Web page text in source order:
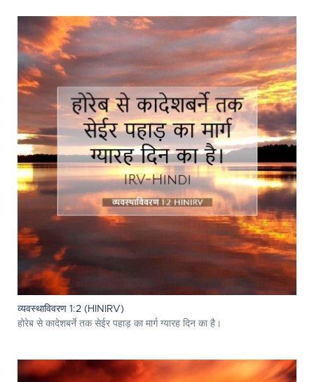
व्यवस्थाविवरण 1:2 (HINIRV)
होरेब से कादेशबर्ने तक सेईर पहाड़ का मार्ग ग्यारह दिन का है।